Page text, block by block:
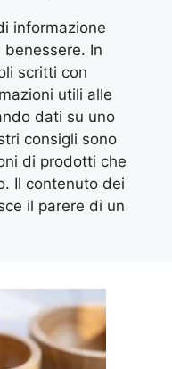
informazione
In
scritti con
utili alle
dati su uno
consigli sono
di prodotti che
Il contenuto dei
il parere di un